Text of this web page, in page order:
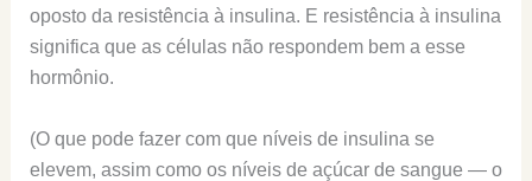
oposto da resistência à insulina. E resistência à insulina
significa que as células não respondem bem a esse
hormônio.
(O que pode fazer com que níveis de insulina se
elevem, assim como os níveis de açúcar de sangue — o